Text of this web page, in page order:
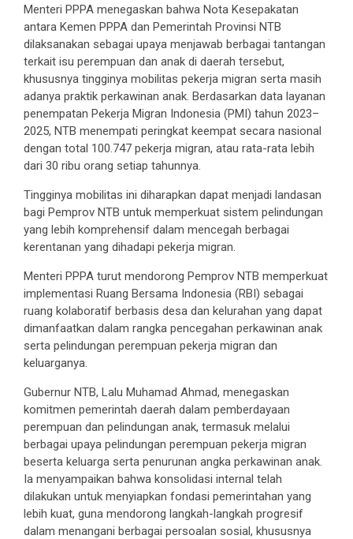
Menteri PPPA menegaskan bahwa Nota Kesepakatan
antara Kemen PPPA dan Pemerintah Provinsi NTB
dilaksanakan sebagai upaya menjawab berbagai tantangan
terkait isu perempuan dan anak di daerah tersebut,
khususnya tingginya mobilitas pekerja migran serta masih
adanya praktik perkawinan anak. Berdasarkan data layanan
penempatan Pekerja Migran Indonesia (PMI) tahun 2023–
2025, NTB menempati peringkat keempat secara nasional
dengan total 100.747 pekerja migran, atau rata-rata lebih
dari 30 ribu orang setiap tahunnya.
Tingginya mobilitas ini diharapkan dapat menjadi landasan
bagi Pemprov NTB untuk memperkuat sistem pelindungan
yang lebih komprehensif dalam mencegah berbagai
kerentanan yang dihadapi pekerja migran.
Menteri PPPA turut mendorong Pemprov NTB memperkuat
implementasi Ruang Bersama Indonesia (RBI) sebagai
ruang kolaboratif berbasis desa dan kelurahan yang dapat
dimanfaatkan dalam rangka pencegahan perkawinan anak
serta pelindungan perempuan pekerja migran dan
keluarganya.
Gubernur NTB, Lalu Muhamad Ahmad, menegaskan
komitmen pemerintah daerah dalam pemberdayaan
perempuan dan pelindungan anak, termasuk melalui
berbagai upaya pelindungan perempuan pekerja migran
beserta keluarga serta penurunan angka perkawinan anak.
Ia menyampaikan bahwa konsolidasi internal telah
dilakukan untuk menyiapkan fondasi pemerintahan yang
lebih kuat, guna mendorong langkah-langkah progresif
dalam menangani berbagai persoalan sosial, khususnya